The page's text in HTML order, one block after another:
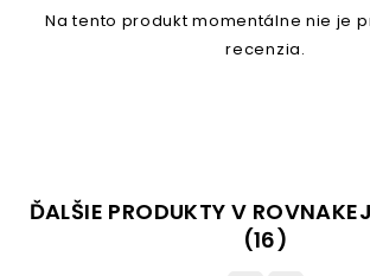
Na tento produkt momentálne nie je
recenzia.
ĎALŠIE PRODUKTY V
(16)